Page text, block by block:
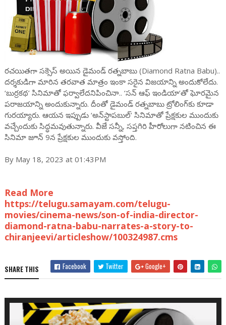
రచయితగా సక్సెస్ అయిన డైమండ్ రత్నబాబు (Diamond Ratna Babu)..
దర్శకుడిగా మారిన తరవాత మాత్రం ఇంకా సరైన విజయాన్ని అందుకోలేదు.
‘బుర్రకథ’ సినిమాతో ఫర్వాలేదనిపించినా.. ‘సన్ ఆఫ్ ఇండియా’తో ఘోరమైన
పరాజయాన్ని అందుకున్నారు. దీంతో డైమండ్ రత్నబాబు ట్రోలింగ్‌కు కూడా
గురయ్యారు. ఆయన ఇప్పుడు ‘అన్‌స్టాపబుల్’ సినిమాతో ప్రేక్షకుల ముందుకు
వచ్చేందుకు సిద్ధమవుతున్నారు. వీజే సన్నీ, సప్తగిరి హీరోలుగా నటించిన ఈ
సినిమా జూన్ 9న ప్రేక్షకుల ముందుకు వస్తోంది.
By May 18, 2023 at 01:43PM
Read More
https://telugu.samayam.com/telugu-
movies/cinema-news/son-of-india-director-
diamond-ratna-babu-narrates-a-story-to-
chiranjeevi/articleshow/100324987.cms
SHARE THIS Facebook Twitter Google+